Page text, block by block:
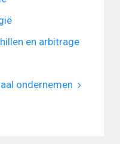
en arbitrage
ondernemen